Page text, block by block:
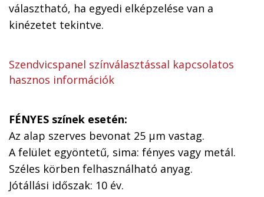
választható, ha egyedi elképzelése van a
kinézetet tekintve.
Szendvicspanel színválasztással kapcsolatos
hasznos információk
FÉNYES színek esetén:
Az alap szerves bevonat 25 µm vastag.
A felület egyöntetű, sima: fényes vagy metál.
Széles körben felhasználható anyag.
Jótállási időszak: 10 év.